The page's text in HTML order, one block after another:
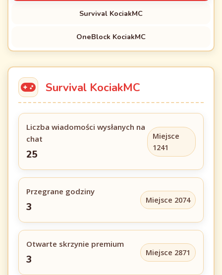
Survival KociakMC
OneBlock KociakMC
Survival KociakMC
Liczba wiadomości wysłanych na
chat
25
Miejsce
1241
Przegrane godziny
3
Miejsce 2074
Otwarte skrzynie premium
3
Miejsce 2871